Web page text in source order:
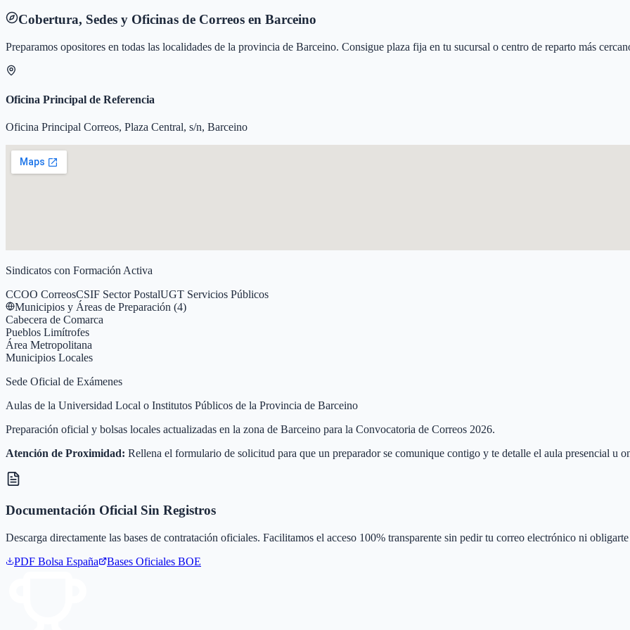
Cobertura, Sedes y Oficinas de Correos en Barceino
Preparamos opositores en todas las localidades de la provincia de Barceino. Consigue plaza fija en tu sucursal o centro de reparto más
Oficina Principal de Referencia
Oficina Principal Correos, Plaza Central, s/n, Barceino
Sindicatos con Formación Activa
CCOO CorreosCSIF Sector PostalUGT Servicios Públicos
Municipios y Áreas de Preparación (4)
Cabecera de Comarca
Pueblos Limítrofes
Área Metropolitana
Municipios Locales
Sede Oficial de Exámenes
Aulas de la Universidad Local o Institutos Públicos de la Provincia de Barceino
Preparación oficial y bolsas locales actualizadas en la zona de Barceino para la Convocatoria de Correos 2026.
Atención de Proximidad: Rellena el formulario de solicitud para que un preparador se comunique contigo y te detalle el aula presencial u
Documentación Oficial Sin Registros
Descarga directamente las bases de contratación oficiales. Facilitamos el acceso 100% transparente sin pedir tu correo electrónico ni
PDF Bolsa España Bases Oficiales BOE